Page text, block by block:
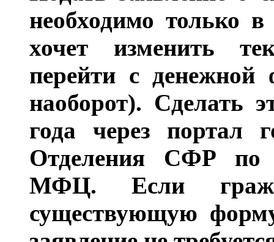
необходимо только
хочет изменить
перейти с
наоборот). Сделать
года через портал
Отделения СФР по
МФЦ. Если
существующую